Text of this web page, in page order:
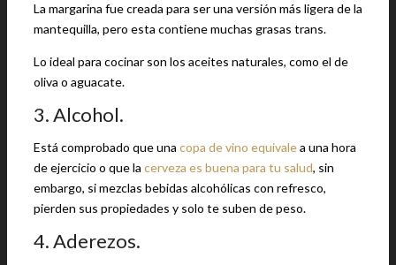
La margarina fue creada para ser una versión más ligera de la
mantequilla, pero esta contiene muchas grasas trans.
Lo ideal para cocinar son los aceites naturales, como el de
oliva o aguacate.
3. Alcohol.
Está comprobado que una copa de vino equivalea una hora
de ejercicio o que la cerveza es buena para tu salud, sin
embargo, si mezclas bebidas alcohólicas con refresco,
pierden sus propiedades y solo te suben de peso.
4. Aderezos.